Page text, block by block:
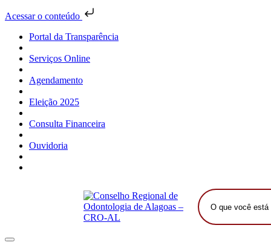
Acessar o conteúdo
Portal da Transparência
Serviços Online
Agendamento
Eleição 2025
Consulta Financeira
Ouvidoria
O
que